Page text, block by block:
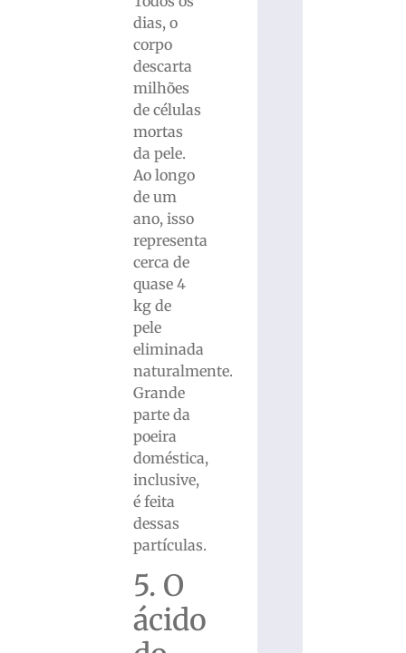
dias, o
corpo
descarta
milhões
de células
mortas
da pele.
Ao longo
de um
ano, isso
representa
cerca de
quase 4
kg de
pele
eliminada
naturalmente.
Grande
parte da
poeira
doméstica,
inclusive,
é feita
dessas
partículas.
5. O
ácido